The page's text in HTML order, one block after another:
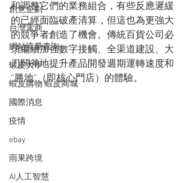
創意企劃
台灣電商
網站流量查詢
蝦皮大學
蝦皮購物 蝦皮商城
國際消息
疫情
ebay
雨果跨境
AI人工智慧
和調整它們的業務組合，有些反應遲緩
的已經面臨破產清算，但這也為更強大
的競爭者創造了機會。傳統百貨公司必
須繼續加強數字接觸、全渠道建設、大
刀闊斧地提升產品開發週期運轉速度和
“勝地”（即核心門店）的體驗。